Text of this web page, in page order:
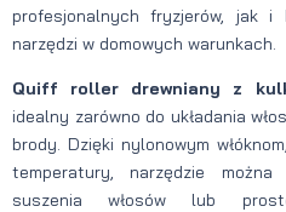
profesjonalnych fryzjerów, jak
narzędzi w domowych warunkach.
Quiff roller drewniany z
idealny zarówno do układania
brody. Dzięki nylonowym
temperatury, narzędzie
suszenia włosów lub